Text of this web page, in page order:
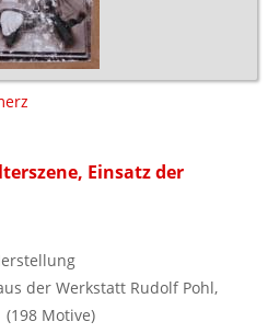
Einsatz der
der Werkstatt Rudolf Pohl,
Motive)